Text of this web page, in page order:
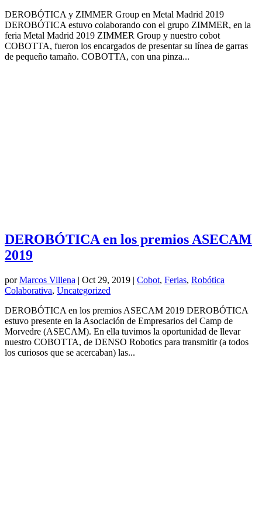
DEROBÓTICA y ZIMMER Group en Metal Madrid 2019
DEROBÓTICA estuvo colaborando con el grupo ZIMMER, en la
feria Metal Madrid 2019 ZIMMER Group y nuestro cobot
COBOTTA, fueron los encargados de presentar su línea de garras
de pequeño tamaño. COBOTTA, con una pinza...
DEROBÓTICA en los premios ASECAM
2019
porMarcos Villena | Oct 29, 2019 | Cobot, Ferias, Robótica
Colaborativa, Uncategorized
DEROBÓTICA en los premios ASECAM 2019 DEROBÓTICA
estuvo presente en la Asociación de Empresarios del Camp de
Morvedre (ASECAM). En ella tuvimos la oportunidad de llevar
nuestro COBOTTA, de DENSO Robotics para transmitir (a todos
los curiosos que se acercaban) las...